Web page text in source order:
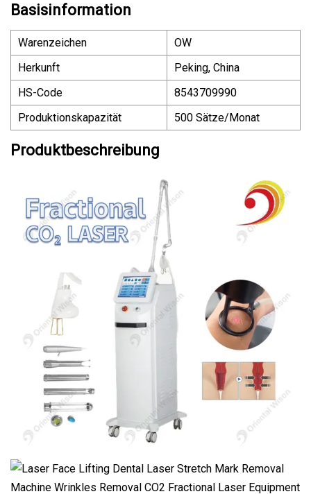
Basisinformation
Warenzeichen
OW
Herkunft
Peking, China
HS-Code
8543709990
Produktionskapazität
500 Sätze/Monat
Produktbeschreibung